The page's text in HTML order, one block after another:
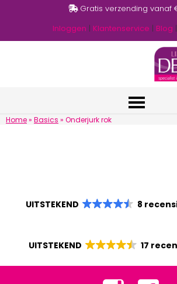
Gratis verzending vanaf
Inloggen | Klantenservice | Blog |
Home» Basics » Onderjurk rok
UITSTEKEND 8
UITSTEKEND 17